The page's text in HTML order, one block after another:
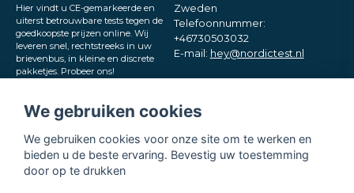
Hier vindt u CE-gemarkeerde en
uiterst betrouwbare tests tegen de
goedkoopste prijzen online. Wij
leveren snel, rechtstreeks in uw
brievenbus, in kleine en discrete
pakketjes. Probeer ons!
Zweden
Telefoonnummer:
+46730503032
E-mail: hey@nordictest.nl
We gebruiken cookies
We gebruiken cookies voor onze site om te werken en
bieden u de beste ervaring. Bevestig uw toestemming
door op te drukken